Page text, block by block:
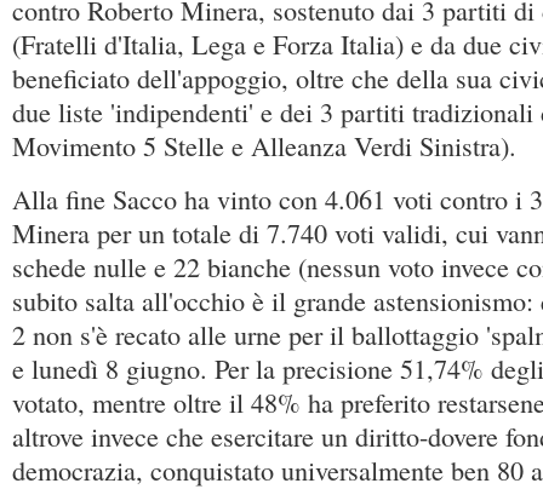
contro Roberto Minera, sostenuto dai 3 partiti di
(Fratelli d'Italia, Lega e Forza Italia) e da due
beneficiato dell'appoggio, oltre che della sua
due liste 'indipendenti' e dei 3 partiti tradizionali
Movimento 5 Stelle e Alleanza Verdi Sinistra).
Alla fine Sacco ha vinto con 4.061 voti contro i
Minera per un totale di 7.740 voti validi, cui
schede nulle e 22 bianche (nessun voto invece
subito salta all'occhio è il grande astensionismo:
2 non s'è recato alle urne per il ballottaggio
e lunedì 8 giugno. Per la precisione 51,74%
votato, mentre oltre il 48% ha preferito
altrove invece che esercitare un diritto-dovere
democrazia, conquistato universalmente ben 80